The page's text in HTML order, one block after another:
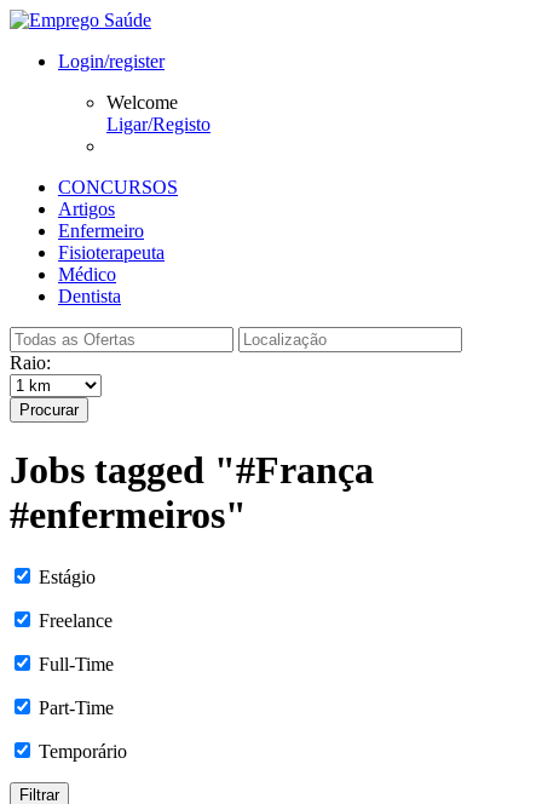
Login/register
Welcome
Ligar/Registo
CONCURSOS
Artigos
Enfermeiro
Fisioterapeuta
Médico
Dentista
Raio:
Procurar
Jobs tagged "#França
#enfermeiros"
Estágio
Freelance
Full-Time
Part-Time
Temporário